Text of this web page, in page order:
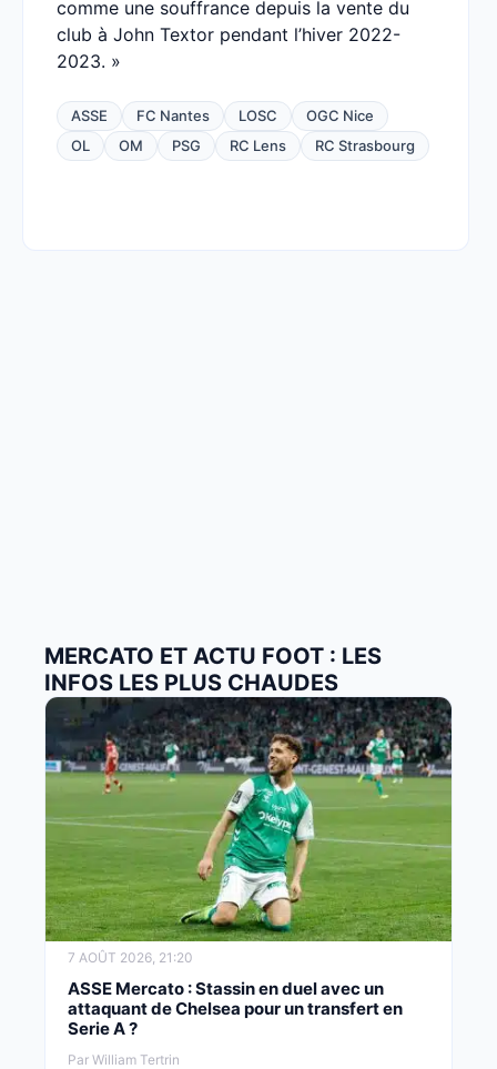
comme une souffrance depuis la vente du
club à John Textor pendant l’hiver 2022-
2023. »
ASSE FC Nantes LOSC
OGC Nice
OL
OM PSG RC Lens RC Strasbourg
MERCATO ET ACTU FOOT : LES
INFOS LES PLUS CHAUDES
7 AOÛT 2026, 21:20
ASSE Mercato : Stassin en duel avec un
attaquant de Chelsea pour un transfert en
Serie A ?
Par William Tertrin